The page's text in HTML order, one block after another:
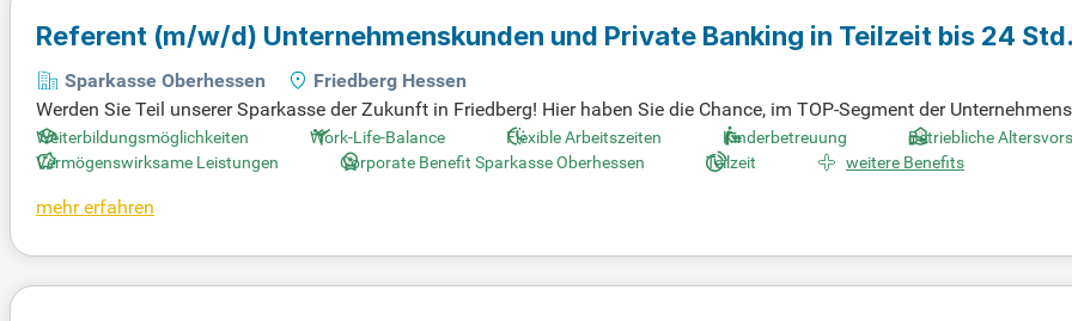
Referent (m/w/d) Unternehmenskunden und Private Banking in Teilzeit bis 24
Sparkasse Oberhessen
Friedberg Hessen
Werden Sie Teil unserer Sparkasse der Zukunft in Friedberg! Hier haben Sie die Chance, im TOP-Segment der
en Private Banking aktiv zu gestalten. Ihre Ideen sind gefragt, und Sie können Projekte eigenverantwortlich entwickeln. Sie
begleiten wichtige Maßnahmen in beiden Bereichen. Zudem unterstützen Sie die Organisation von Veranstaltungen und
Weiterbildungsmöglichkeiten Work-Life-Balance Flexible Arbeitszeiten Kinderbetreuung
Betriebliche
Vermögenswirksame Leistungen
Corporate Benefit Sparkasse Oberhessen Teilzeit weitere Benefits
mehr erfahren